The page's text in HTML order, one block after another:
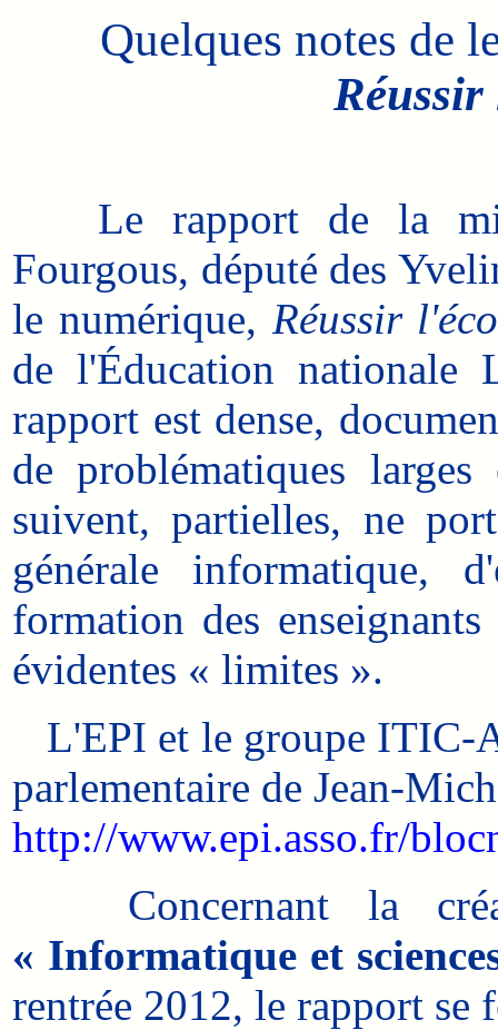
Quelques notes de
Le rapport de la
Fourgous, député des
le numérique, Réussir
de l'Éducation
rapport est dense,
de problématiques
suivent, partielles, ne
générale informatique,
formation des
évidentes « limites ».
L'EPI et le groupe ITIC-
parlementaire de Jean-
http://www.epi.asso.fr/
Concernant la
« Informatique et
rentrée 2012, le rapport